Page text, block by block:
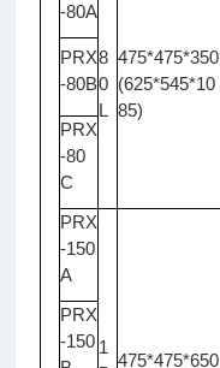
-80A
8
0
L
475*475*350
(625*545*10
85)
PRX
-80B
PRX
-80
C
PRX
-150
A
1
475*475*650
PRX
-150